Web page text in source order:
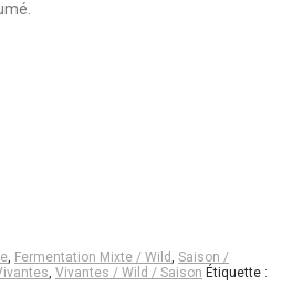
, Fermentation Mixte / Wild, Saison /
, Vivantes / Wild / Saison Étiquette :